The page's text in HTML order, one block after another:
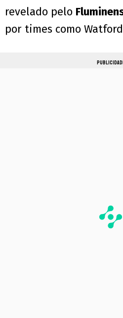
revelado pelo
por times como